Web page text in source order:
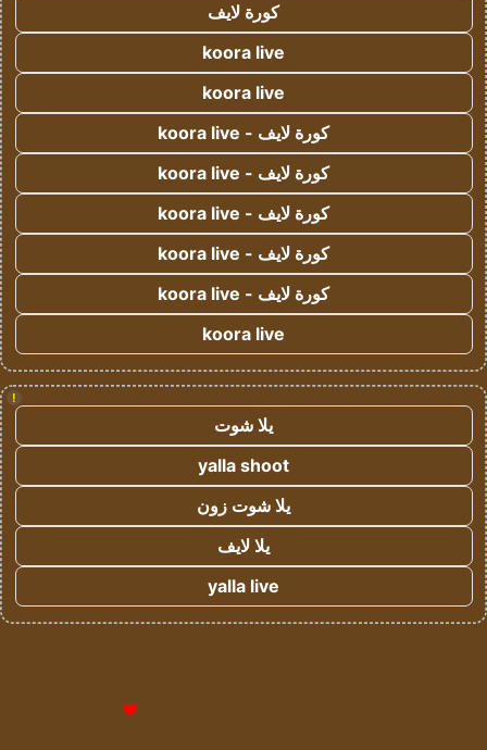
كورة لايف
koora live
koora live
كورة لايف - koora live
كورة لايف - koora live
كورة لايف - koora live
كورة لايف - koora live
كورة لايف - koora live
koora live
!
يلا شوت
yalla shoot
يلا شوت زون
يلا لايف
yalla live